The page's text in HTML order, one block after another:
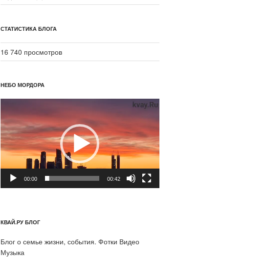
СТАТИСТИКА БЛОГА
16 740 просмотров
НЕБО МОРДОРА
00:00 00:42
КВАЙ.РУ БЛОГ
Блог о семье жизни, события. Фотки Видео
Музыка